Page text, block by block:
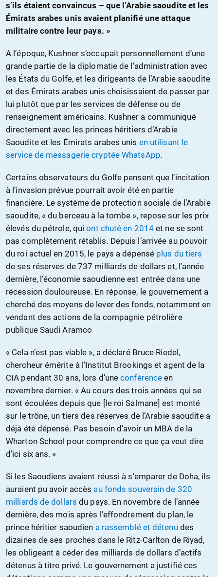
s’ils étaient convaincus – que l’Arabie saoudite et les
Émirats arabes unis avaient planifié une attaque
militaire contre leur pays. »
A l’époque, Kushner s’occupait personnellement d’une
grande partie de la diplomatie de l’administration avec
les États du Golfe, et les dirigeants de l’Arabie saoudite
et des Émirats arabes unis choisissaient de passer par
lui plutôt que par les services de défense ou de
renseignement américains. Kushner a communiqué
directement avec les princes héritiers d’Arabie
Saoudite et les Émirats arabes unis en utilisant le
service de messagerie cryptée WhatsApp.
Certains observateurs du Golfe pensent que l’incitation
à l’invasion prévue pourrait avoir été en partie
financière. Le système de protection sociale de l’Arabie
saoudite, « du berceau à la tombe », repose sur les prix
élevés du pétrole, quiont chuté en 2014 et ne se sont
pas complètement rétablis. Depuis l’arrivée au pouvoir
du roi actuel en 2015, le pays a dépensé plus du tiers
de ses réserves de 737 milliards de dollars et, l’année
dernière, l’économie saoudienne est entrée dans une
récession douloureuse. En réponse, le gouvernement a
cherché des moyens de lever des fonds, notamment en
vendant des actions de la compagnie pétrolière
publique Saudi Aramco
« Cela n’est pas viable », a déclaré Bruce Riedel,
chercheur émérite à l’Institut Brookings et agent de la
CIA pendant 30 ans, lors d’uneconférence en
novembre dernier. « Au cours des trois années qui se
sont écoulées depuis que [le roi Salmane] est monté
sur le trône, un tiers des réserves de l’Arabie saoudite a
déjà été dépensé. Pas besoin d’avoir un MBA de la
Wharton School pour comprendre ce que ça veut dire
d’ici six ans. »
Si les Saoudiens avaient réussi à s’emparer de Doha, ils
auraient pu avoir accès au fonds souverain de 320
milliards de dollars du pays. En novembre de l’année
dernière, des mois après l’effondrement du plan, le
prince héritier saoudien a rassemblé et détenudes
dizaines de ses proches dans le Ritz-Carlton de Riyad,
les obligeant à céder des milliards de dollars d’actifs
détenus à titre privé. Le gouvernement a justifié ces